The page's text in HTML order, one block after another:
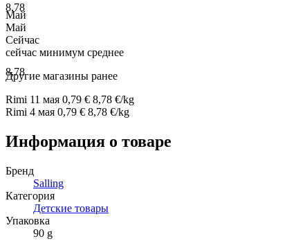
8,78
8,78
Май
Май
Сейчас
сейчас минимум среднее
Другие магазины ранее
Rimi 11 мая 0,79 € 8,78 €/kg
Rimi 4 мая 0,79 € 8,78 €/kg
Информация о товаре
Бренд
Salling
Категория
Детские товары
Упаковка
90 g